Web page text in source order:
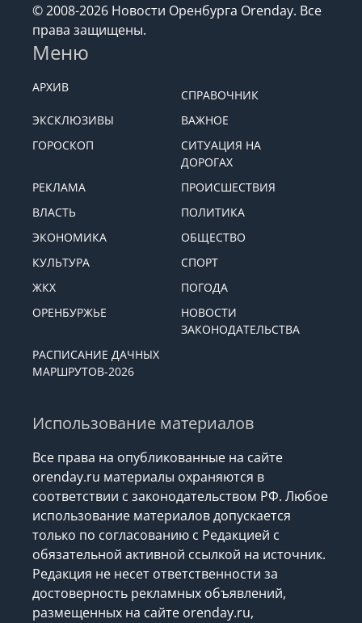
© 2008-2026 Новости Оренбурга Orenday. Все
права защищены.
Меню
АРХИВ
СПРАВОЧНИК
ЭКСКЛЮЗИВЫ
ВАЖНОЕ
ГОРОСКОП
СИТУАЦИЯ НА
ДОРОГАХ
РЕКЛАМА
ПРОИСШЕСТВИЯ
ВЛАСТЬ
ПОЛИТИКА
ЭКОНОМИКА
ОБЩЕСТВО
КУЛЬТУРА
СПОРТ
ЖКХ
ПОГОДА
ОРЕНБУРЖЬЕ
НОВОСТИ
ЗАКОНОДАТЕЛЬСТВА
РАСПИСАНИЕ ДАЧНЫХ
МАРШРУТОВ-2026
Использование материалов
Все права на опубликованные на сайте
orenday.ru материалы охраняются в
соответствии с законодательством РФ. Любое
использование материалов допускается
только по согласованию с Редакцией с
обязательной активной ссылкой на источник.
Редакция не несет ответственности за
достоверность рекламных объявлений,
размещенных на сайте orenday.ru,